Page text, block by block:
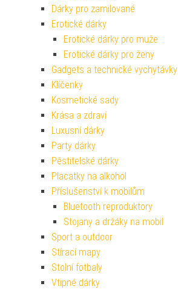
Dárky pro zamilované
Erotické dárky
Erotické dárky pro muže
Erotické dárky pro ženy
Gadgets a technické vychytávky
Klíčenky
Kosmetické sady
Krása a zdraví
Luxusní dárky
Party dárky
Pěstitelské dárky
Placatky na alkohol
Příslušenství k mobilům
Bluetooth reproduktory
Stojany a držáky na mobil
Sport a outdoor
Stírací mapy
Stolní fotbaly
Vtipné dárky